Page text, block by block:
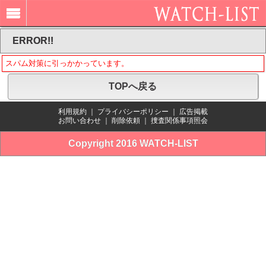
ERROR!!
スパム対策に引っかかっています。
TOPへ戻る
利用規約 プライバシーポリシー
広告掲載
お問い合わせ
削除依頼 捜査関係事項照会
Copyright 2016 WATCH-LIST